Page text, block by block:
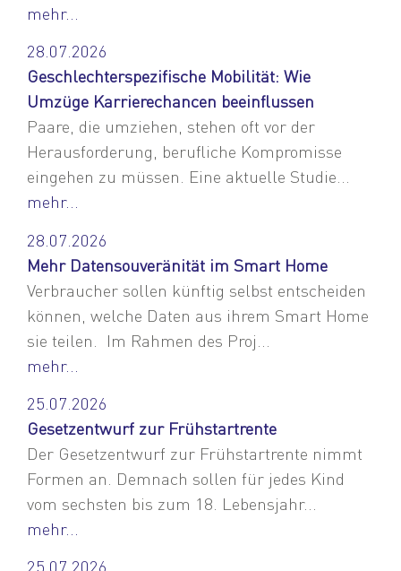
mehr...
28.07.2026
Geschlechterspezifische Mobilität: Wie
Umzüge Karrierechancen beeinflussen
Paare, die umziehen, stehen oft vor der
Herausforderung, berufliche Kompromisse
eingehen zu müssen. Eine aktuelle Studie...
mehr...
28.07.2026
Mehr Datensouveränität im Smart Home
Verbraucher sollen künftig selbst entscheiden
können, welche Daten aus ihrem Smart Home
sie teilen. Im Rahmen des Proj...
mehr...
25.07.2026
Gesetzentwurf zur Frühstartrente
Der Gesetzentwurf zur Frühstartrente nimmt
Formen an. Demnach sollen für jedes Kind
vom sechsten bis zum 18. Lebensjahr...
mehr...
25.07.2026